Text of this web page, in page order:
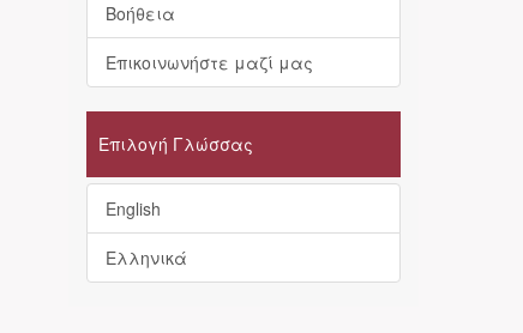
Βοήθεια
Επικοινωνήστε μαζί μας
Επιλογή Γλώσσας
English
Ελληνικά